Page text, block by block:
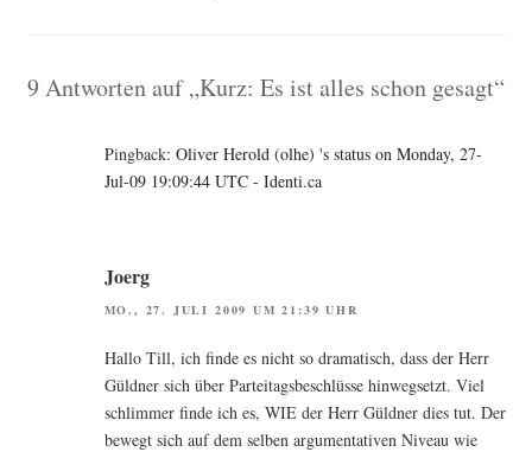
9 Antworten auf „Kurz: Es ist alles schon gesagt“
Pingback: Oliver Herold (olhe) 's status on Monday, 27-
Jul-09 19:09:44 UTC - Identi.ca
Joerg
MO., 27. JULI 2009 UM 21:39 UHR
Hal­lo Till, ich fin­de es nicht so dra­ma­tisch, dass der Herr
Güld­ner sich über Par­tei­tags­be­schlüs­se hin­weg­setzt. Viel
schlim­mer fin­de ich es, WIE der Herr Güld­ner dies tut. Der
bewegt sich auf dem sel­ben argu­men­ta­ti­ven Niveau wie